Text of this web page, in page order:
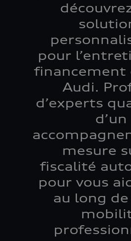
pour
financement
Audi.
d’experts
d’un
mesure
fiscalité
pour vous
au long